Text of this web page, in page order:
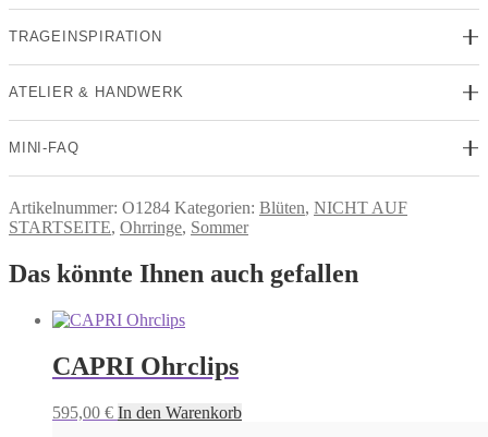
TRAGEINSPIRATION
ATELIER & HANDWERK
MINI-FAQ
Artikelnummer: O1284 Kategorien: Blüten, NICHT AUF
STARTSEITE, Ohrringe, Sommer
Das könnte Ihnen auch gefallen
CAPRI Ohrclips
595,00 € In den Warenkorb